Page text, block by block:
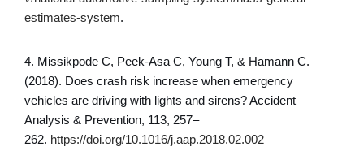
estimates-system.
4. Missikpode C, Peek-Asa C, Young T, & Hamann C.
(2018). Does crash risk increase when emergency
vehicles are driving with lights and sirens? Accident
Analysis & Prevention, 113, 257–
262. https://doi.org/10.1016/j.aap.2018.02.002